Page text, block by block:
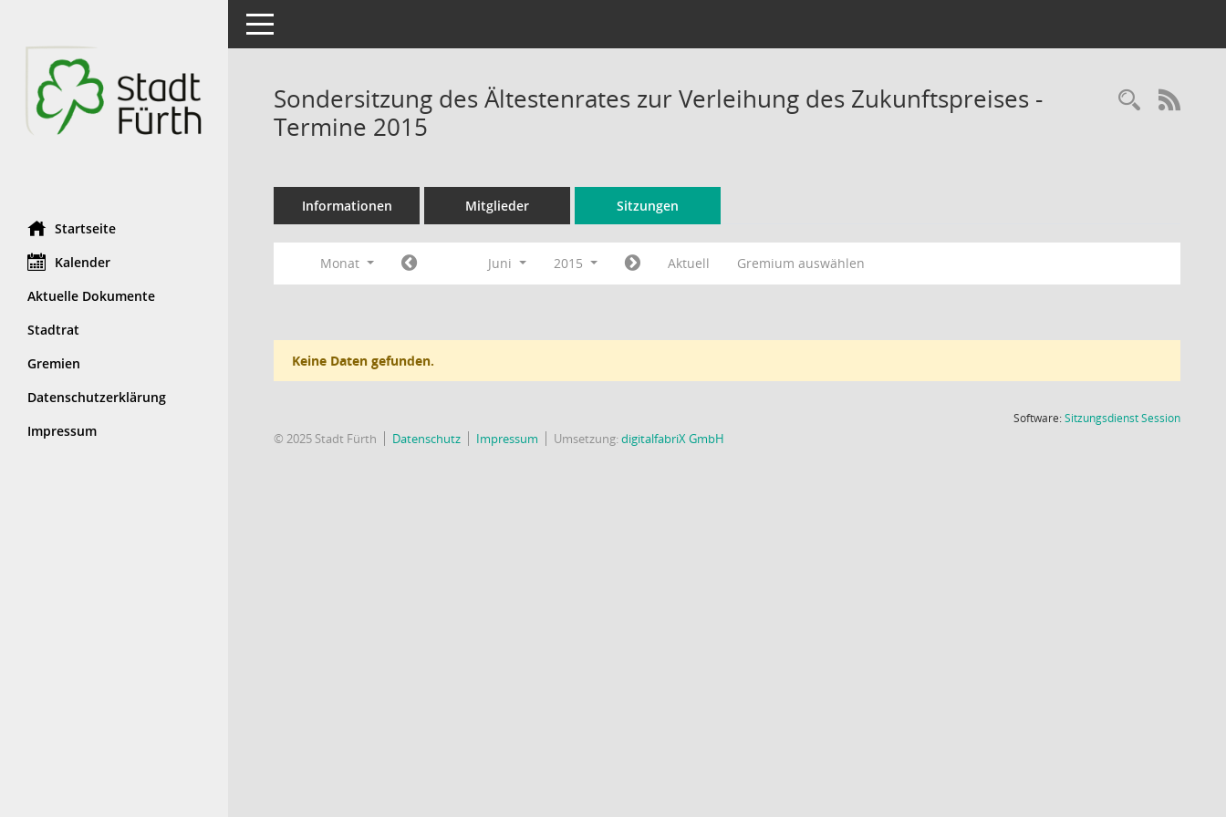
Startseite
Kalender
Aktuelle Dokumente
Stadtrat
Gremien
Datenschutzerklärung
Impressum
Toggle navigation
Sondersitzung des Ältestenrates zur Verleihung des Zukunftspreises -
Termine 2015
Informationen Mitglieder Sitzungen
Monat Juni 2015 Aktuell Gremium auswählen
Keine Daten gefunden.
Software:SitzungsdienstSession(Wird in
© 2025 Stadt Fürth Datenschutz Impressum Umsetzung:digitalfabriX GmbH